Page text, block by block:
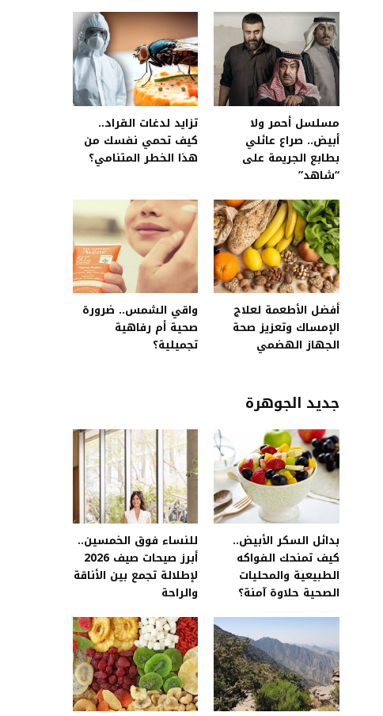
مسلسل أحمر ولا
أبيض.. صراع عائلي
بطابع الجريمة على
“شاهد”
تزايد لدغات القراد..
كيف تحمي نفسك من
هذا الخطر المتنامي؟
أفضل الأطعمة لعلاج
الإمساك وتعزيز صحة
الجهاز الهضمي
واقي الشمس.. ضرورة
صحية أم رفاهية
تجميلية؟
جديد الجوهرة
بدائل السكر الأبيض..
كيف تمنحك الفواكه
الطبيعية والمحليات
الصحية حلاوة آمنة؟
للنساء فوق الخمسين..
أبرز صيحات صيف 2026
لإطلالة تجمع بين الأناقة
والراحة